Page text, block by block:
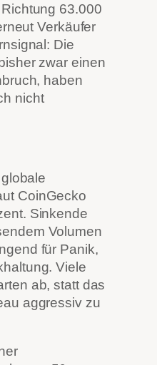
63.000
Verkäufer
Die
zwar einen
haben
nicht
CoinGecko
Sinkende
Volumen
für Panik,
Viele
ab, statt das
aggressiv zu